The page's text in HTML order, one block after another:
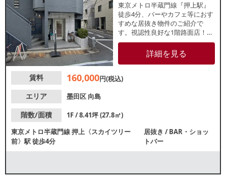
東京メトロ半蔵門線『押上駅』
徒歩4分、バーやカフェ等におす
すめな居抜き物件のご紹介で
す。視認性良好な1階路面店！約
8.42坪の小箱物件で、新規出店
や個人開業をお考えの方にもお
すすめです。諸条件等、お気軽
詳細を見る
賃料 160,000円(税込)
エリア
墨田区 向島
階数/面積
1F / 8.41坪 (27.8㎡)
東京メトロ半蔵門線押上〈スカイツリー
前〉駅徒歩4分
居抜き/BAR・ショッ
トバー